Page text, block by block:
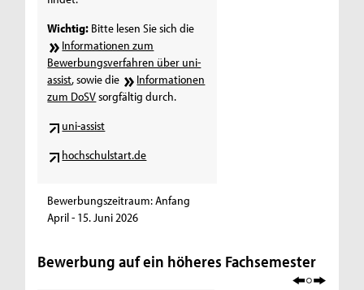
Wichtig: Bitte lesen Sie sich die
Informationen zum
Bewerbungsverfahren über uni-
assist, sowie die
Informationen
zum DoSVsorgfältig durch.
uni-assist
hochschulstart.de
Bewerbungszeitraum: Anfang
April - 15. Juni 2026
Bewerbung auf ein höheres Fachsemester